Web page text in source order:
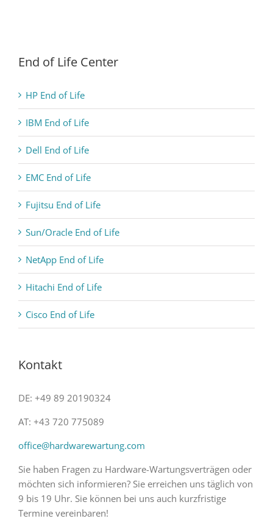
End of Life Center
HP End of Life
IBM End of Life
Dell End of Life
EMC End of Life
Fujitsu End of Life
Sun/Oracle End of Life
NetApp End of Life
Hitachi End of Life
Cisco End of Life
Kontakt
DE: +49 89 20190324
AT: +43 720 775089
office@hardwarewartung.com
Sie haben Fragen zu Hardware-Wartungsverträgen oder
möchten sich informieren? Sie erreichen uns täglich von
9 bis 19 Uhr. Sie können bei uns auch kurzfristige
Termine vereinbaren!